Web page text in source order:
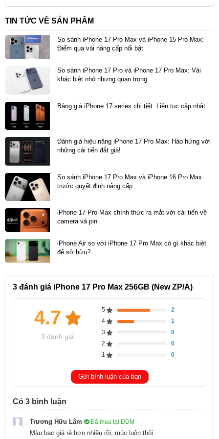
Thiết bị còn gây ấn tượng mạnh với camera telephoto
cải tiến, cung cấp khả năng zoom quang học lên đến
8x, cùng viên pin dung lượng lớn hơn, kéo dài thời
gian xem video thêm 3 giờ, khẳng định đây là những
nâng cấp cốt lõi biến iPhone 17 Pro Max thành
smartphone flagship đáng sở hữu nhất.
Đánh giá iPhone 17 Pro Max chính hãng
Thiết kế cao cấp, bền bỉ và tản nhiệt hiệu quả
Điểm nhấn trong thiết kế của iPhone 17 Pro Max chính
hãng là việc sử dụng khung nhôm thay vì titan. Chất
liệu cao cấp này không chỉ mang lại vẻ ngoài sang
trọng, tinh tế mà còn tạo ra sự khác biệt rõ rệt về độ
bền và trọng lượng.Về độ bền, cả mặt trước và mặt
sau của iPhone 17 Pro Max đều được bảo vệ bằng
lớp Ceramic Shield 2 thế hệ mới.
Apple khẳng định vật liệu này có độ bền gấp 3 lần so
với phiên bản tiền nhiệm, giúp thiết bị chống trầy xước
và chịu va đập hiệu quả hơn trong quá trình sử dụng
TIN TỨC VỀ SẢN PHẨM
So sánh iPhone 17 Pro Max và iPhone 15 Pro Max:
Điểm qua vài nâng cấp nổi bật
So sánh iPhone 17 Pro và iPhone 17 Pro Max: Vài
khác biệt nhỏ nhưng quan trọng
Bảng giá iPhone 17 series chi tiết: Liên tục cập nhật
Đánh giá hiệu năng iPhone 17 Pro Max: Hào hứng với
những cải tiến đắt giá!
So sánh iPhone 17 Pro Max và iPhone 16 Pro Max
trước quyết định nâng cấp
iPhone 17 Pro Max chính thức ra mắt với cải tiến về
camera và pin
iPhone Air so với iPhone 17 Pro Max có gì khác biệt
để sở hữu?
3 đánh giá iPhone 17 Pro Max 256GB (New ZP/A)
4.7
3 đánh giá
5
66.7%
Complete
2
4
33.3%
1
3
0
2
0
1
0
Gửi bình luận của bạn
Có 3 bình luận
Trương Hữu Lâm Đã mua tại DDM
Màu bạc giá rẻ hơn nhiều rồi, múc luôn thôi